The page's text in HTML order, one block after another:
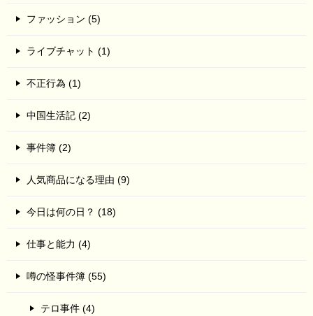
ファッション (5)
ライブチャット (1)
不正行為 (1)
中国生活記 (2)
事件簿 (2)
人気商品になる理由 (9)
今日は何の日？ (18)
仕事と能力 (4)
噂の怪事件簿 (55)
テロ事件 (4)